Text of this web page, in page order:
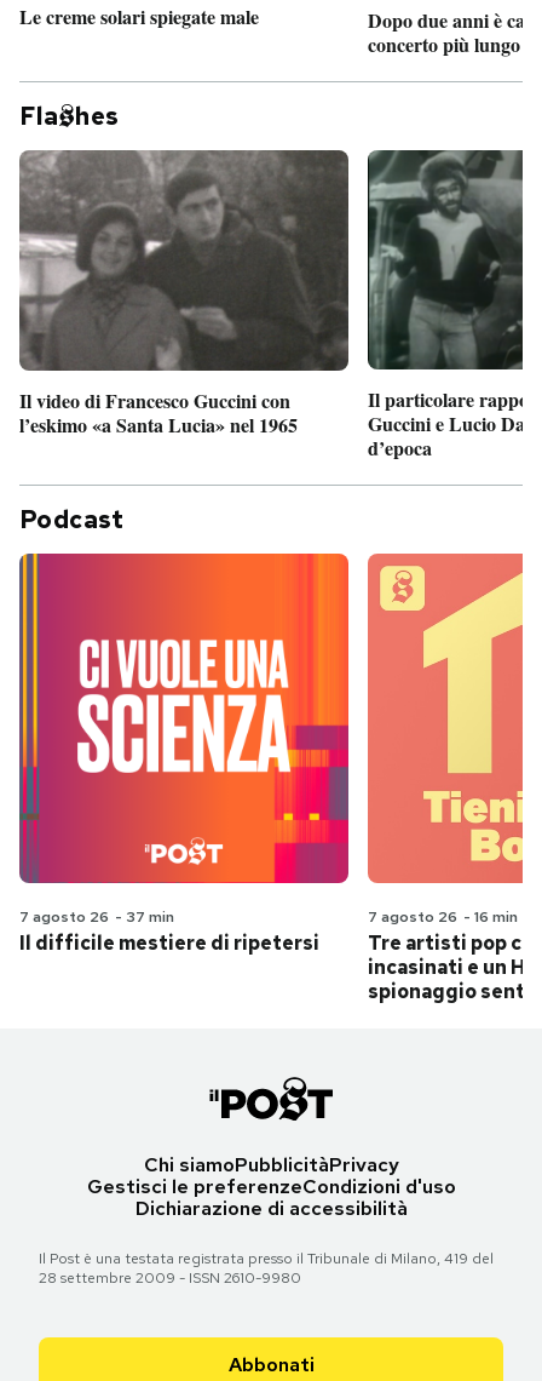
Le creme solari spiegate male
Dopo due anni è
concerto più lungo
Fla hes
Il video di Francesco Guccini con
l’eskimo «a Santa Lucia» nel 1965
Il particolare
Guccini e Lucio
d’epoca
Podcast
7 agosto 26 - 37 min
Il difficile mestiere di ripetersi
7 agosto 26 - 16 min
Tre artisti pop
incasinati e un
spionaggio
Chi siamoPubblicitàPrivacy
Gestisci le preferenzeCondizioni d'uso
Dichiarazione di accessibilità
Il Post è una testata registrata presso il Tribunale di Milano, 419 del
28 settembre 2009 - ISSN 2610-9980
Abbonati